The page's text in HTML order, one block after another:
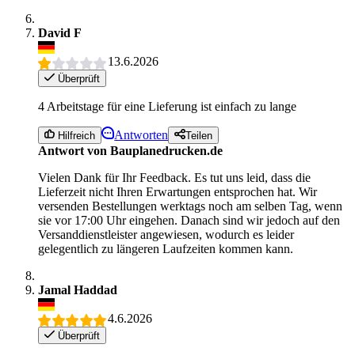
David F
13.6.2026
Überprüft
4 Arbeitstage für eine Lieferung ist einfach zu lange
Hilfreich Antworten Teilen
Antwort von Bauplanedrucken.de
Vielen Dank für Ihr Feedback. Es tut uns leid, dass die
Lieferzeit nicht Ihren Erwartungen entsprochen hat. Wir
versenden Bestellungen werktags noch am selben Tag, wenn
sie vor 17:00 Uhr eingehen. Danach sind wir jedoch auf den
Versanddienstleister angewiesen, wodurch es leider
gelegentlich zu längeren Laufzeiten kommen kann.
Jamal Haddad
4.6.2026
Überprüft